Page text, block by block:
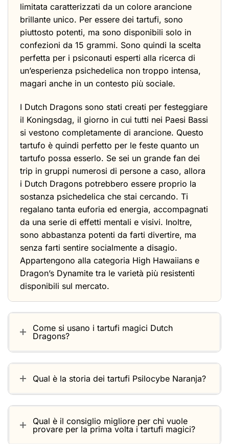
limitata caratterizzati da un colore arancione
brillante unico. Per essere dei tartufi, sono
piuttosto potenti, ma sono disponibili solo in
confezioni da 15 grammi. Sono quindi la scelta
perfetta per i psiconauti esperti alla ricerca di
un’esperienza psichedelica non troppo intensa,
magari anche in un contesto più sociale.
I Dutch Dragons sono stati creati per festeggiare
il Koningsdag, il giorno in cui tutti nei Paesi Bassi
si vestono completamente di arancione. Questo
tartufo è quindi perfetto per le feste quanto un
tartufo possa esserlo. Se sei un grande fan dei
trip in gruppi numerosi di persone a caso, allora
i Dutch Dragons potrebbero essere proprio la
sostanza psichedelica che stai cercando. Ti
regalano tanta euforia ed energia, accompagnati
da una serie di effetti mentali e visivi. Inoltre,
sono abbastanza potenti da farti divertire, ma
senza farti sentire socialmente a disagio.
Appartengono alla categoria High Hawaiians e
Dragon’s Dynamite tra le varietà più resistenti
disponibili sul mercato.
Come si usano i tartufi magici Dutch
Dragons?
Qual è la storia dei tartufi Psilocybe Naranja?
Qual è il consiglio migliore per chi vuole
provare per la prima volta i tartufi magici?